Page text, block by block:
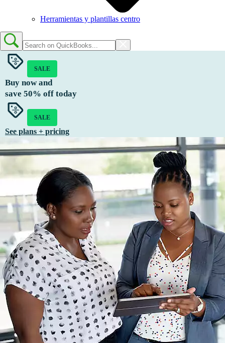
Herramientas y plantillas centro
SALE
Buy now and
save 50% off today
SALE
See plans + pricing